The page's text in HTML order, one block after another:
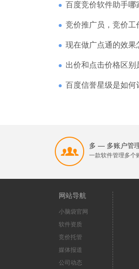
百度竞价软件助手哪家好？
竞价推广员，竞价工作有前
现在做广点通的效果
出价和点击价格区别
百度信誉星级是如何
多 — 多账户管
一款软件管理多个
网站导航
小脑袋官网
软件资质
竞价托管
媒体报道
公司动态